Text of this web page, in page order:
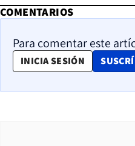
COMENTARIOS
Para comentar este
INICIA SESIÓN OPENS